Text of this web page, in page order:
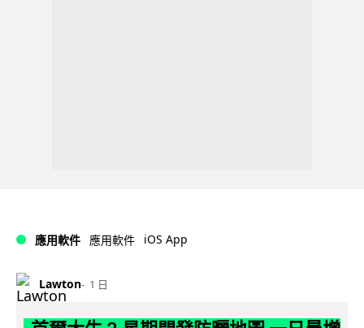
應用軟件 應用軟件 iOS App
Lawton 1 日